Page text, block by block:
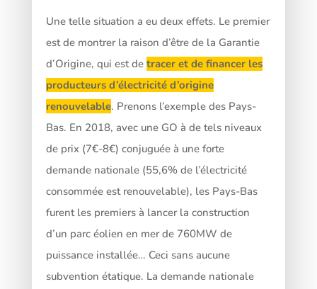
Une telle situation a eu deux effets. Le premier
est de montrer la raison d’être de la Garantie
d’Origine, qui est de tracer et de financer les
producteurs d’électricité d’origine
renouvelable. Prenons l’exemple des Pays-
Bas. En 2018, avec une GO à de tels niveaux
de prix (7€-8€) conjuguée à une forte
demande nationale (55,6% de l’électricité
consommée est renouvelable), les Pays-Bas
furent les premiers à lancer la construction
d’un parc éolien en mer de 760MW de
puissance installée… Ceci sans aucune
subvention étatique. La demande nationale